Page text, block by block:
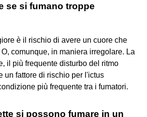
se si fumano troppe
è il rischio di avere un cuore che
O, comunque, in maniera irregolare. La
il più frequente disturbo del ritmo
un fattore di rischio per l'ictus
più frequente tra i fumatori.
si possono fumare in un